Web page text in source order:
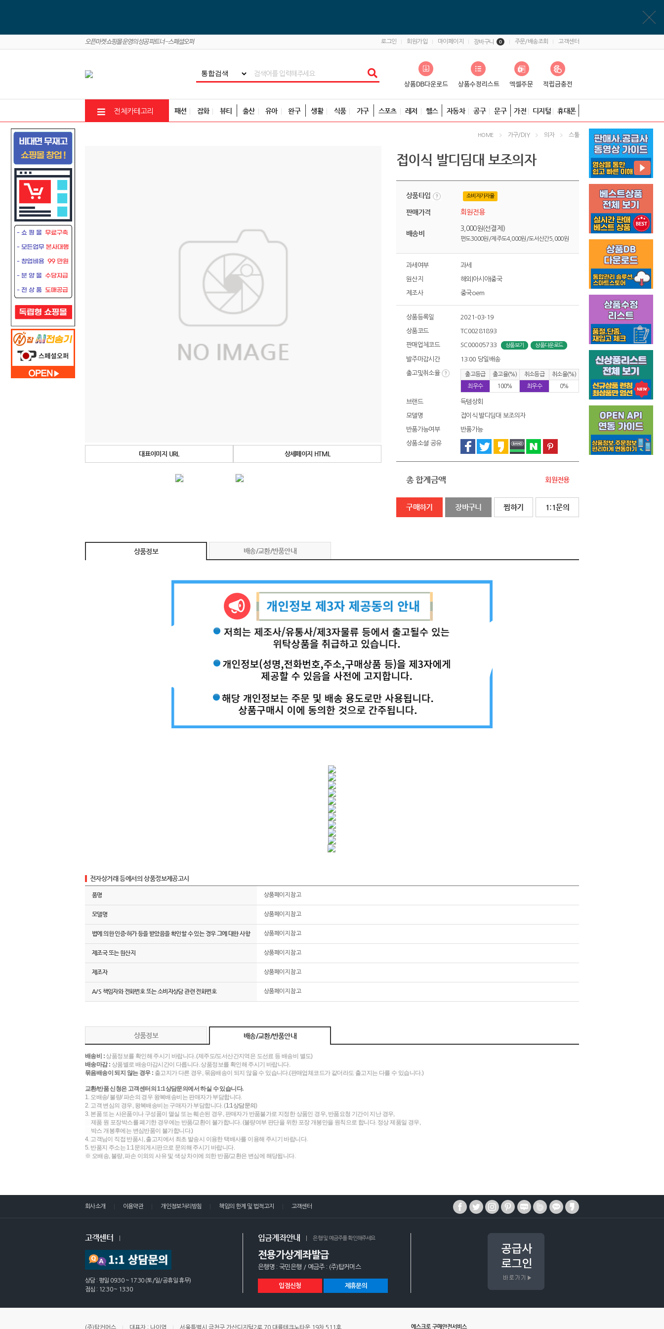
로그인 회원가입 마이페이지 장바구니 0 주문/배송조회 고객센터
전체카테고리 패션 잡화 뷰티 출산 유아 완구 생활 식품 가구 스포츠 레저 헬스 자동차 공구 문구 가전 디지털 휴대폰
HOME 가구/DIY 의자 스툴
대표이미지 URL 상세페이지 HTML
접이식 발디딤대 보조의자
상품타입 소비자가자율
판매가격 회원전용
배송비
3,000원(선결제)
편도3000원/제주도4,000원/도서산간5,000원
과세여부 과세
원산지 해외|아시아|중국
제조사 중국oem
상품등록일 2021-03-19
상품코드 TC00281893
판매업체코드 SC00005733 상품보기 상품다운로드
발주마감시간 13:00 당일배송
출고및취소율 출고등급 출고율(%) 취소등급
취소율(%)
최우수
100% 최우수 0%
브랜드 득템상회
모델명 접이식 발디딤대 보조의자
반품가능여부 반품가능
상품소셜 공유
총 합계금액 회원전용
구매하기 장바구니 찜하기 1:1문의
상품정보 배송/교환/반품안내
전자상거래 등에서의 상품정보제공고시
품명 상품페이지 참고
모델명 상품페이지 참고
법에 의한 인증·허가 등을 받았음을 확인할 수 있는 경우 그에 대한 사항 상품페이지 참고
제조국 또는 원산지 상품페이지 참고
제조자 상품페이지 참고
A/S 책임자와 전화번호 또는 소비자상담 관련 전화번호 상품페이지 참고
상품정보 배송/교환/반품안내
배송비 :상품정보를 확인해 주시기 바랍니다. (제주도/도서산간지역은 도선료 등 배송비 별도)
배송마감 : 상품별로 배송마감시간이 다릅니다. 상품정보를 확인해 주시기 바랍니다.
묶음배송이 되지 않는 경우 : 출고지가 다른 경우, 묶음배송이 되지 않을 수 있습니다.(판매업체코드가 같더라도 출고지는 다를 수 있습니다.)
교환/반품 신청은 고객센터의 1:1상담문의에서 하실 수 있습니다.
1. 오배송/ 불량/ 파손의 경우 왕복배송비는 판매자가 부담합니다.
2. 고객 변심의 경우, 왕복배송비는 구매자가 부담합니다. (1:1상담문의)
3. 본품 또는 사은품이나 구성품이 멸실 또는 훼손된 경우, 판매자가 반품불가로 지정한 상품인 경우, 반품요청 기간이 지난 경우,
제품 원 포장박스를 폐기한 경우에는 반품/교환이 불가합니다. (불량여부 판단을 위한 포장 개봉만을 원칙으로 합니다. 정상 제품일 경우,
박스 개봉후에는 변심반품이 불가합니다.)
4. 고객님이 직접 반품시, 출고지에서 최초 발송시 이용한 택배사를 이용해 주시기 바랍니다.
5. 반품지 주소는 1:1문의게시판으로 문의해 주시기 바랍니다.
※ 오배송, 불량, 파손 이외의 사유 및 색상 차이에 의한 반품/교환은 변심에 해당됩니다.
회사소개 이용약관 개인정보처리방침 책임의 한계 및 법적고지 고객센터
고객센터
상담 : 평일 09:30 ~ 17:30 (토/일/공휴일 휴무)
점심 : 12:30 ~ 13:30
입금계좌안내 은행 및 예금주를 확인해주세요
전용가상계좌발급
은행명 : 국민은행 / 예금주 : (주)탑커머스
입점신청 제휴문의
(주)탑커머스 대표자 : 나이엽 서울특별시 금천구 가산디지털2로 70 대륭테크노타운 19차 511호 에스크로 구매안전서비스